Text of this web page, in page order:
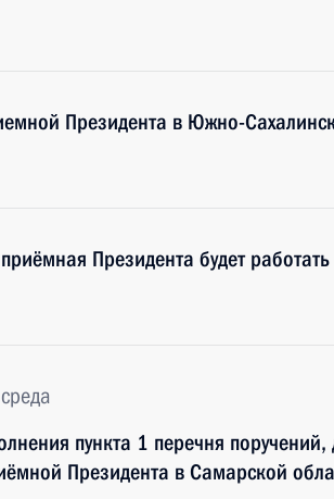
Президента в Южно-
Президента будет
пункта 1 перечня
Президента в Самарской